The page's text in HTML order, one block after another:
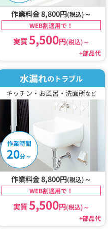
作業料金 8,800円(税込) ～
WEB割適用で！
実質5,500円(税込)～
+部品代
水漏れのトラブル
キッチン・お風呂・洗面所など
作業時間
20分～
作業料金 8,800円(税込) ～
WEB割適用で！
実質5,500円(税込)～
+部品代